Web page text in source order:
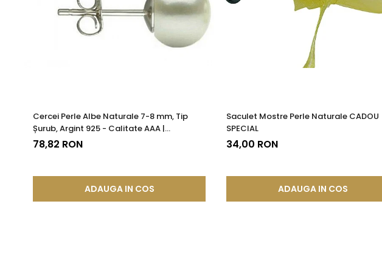
Cercei Perle Albe Naturale 7-8 mm, Tip
Șurub, Argint 925 - Calitate AAA |
KASKADDA®
78,82 RON
ADAUGA IN COS
Saculet Mostre Perle Naturale CADOU
SPECIAL
34,00 RON
ADAUGA IN COS